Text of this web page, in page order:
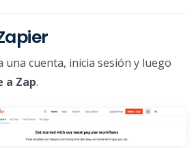
una cuenta, inicia sesión y luego
a Zap.